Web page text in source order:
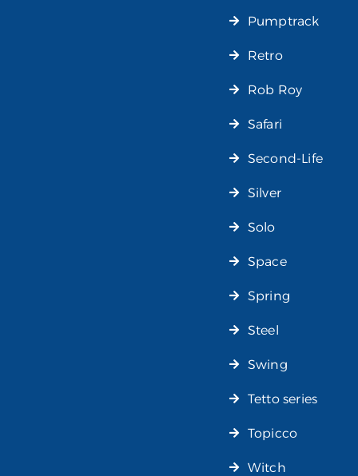
Pumptrack
Retro
Rob Roy
Safari
Second-Life
Silver
Solo
Space
Spring
Steel
Swing
Tetto series
Topicco
Witch